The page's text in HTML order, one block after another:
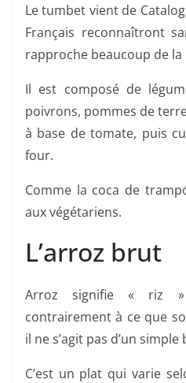
Le tumbet vient de
Français reconnaîtront
rapproche beaucoup de
Il est composé de
poivrons, pommes de
à base de tomate, puis
four.
Comme la coca de
aux végétariens.
L’arroz brut
Arroz signifie « riz »
contrairement à ce que
il ne s’agit pas d’un simple
C’est un plat qui varie